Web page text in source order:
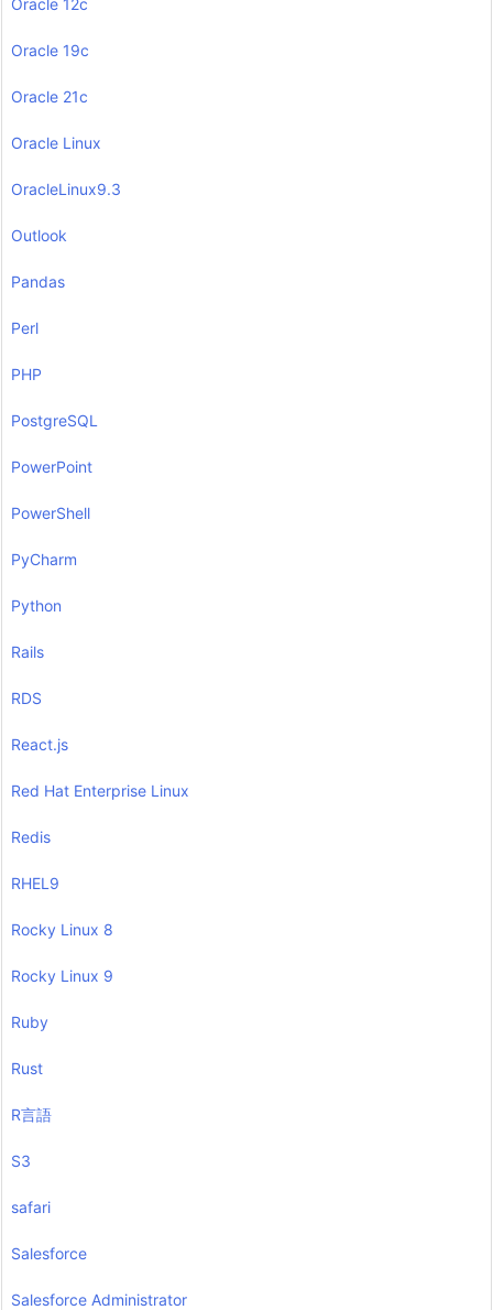
Oracle 12c
Oracle 19c
Oracle 21c
Oracle Linux
OracleLinux9.3
Outlook
Pandas
Perl
PHP
PostgreSQL
PowerPoint
PowerShell
PyCharm
Python
Rails
RDS
React.js
Red Hat Enterprise Linux
Redis
RHEL9
Rocky Linux 8
Rocky Linux 9
Ruby
Rust
R言語
S3
safari
Salesforce
Salesforce Administrator